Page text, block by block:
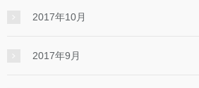
2017年10月
2017年9月